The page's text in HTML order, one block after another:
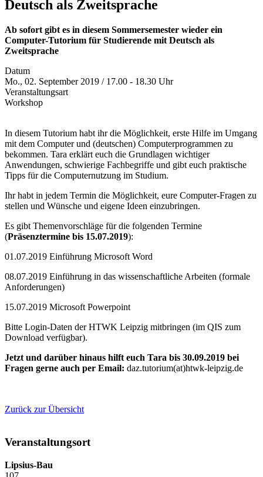
Deutsch als Zweitsprache
Ab sofort gibt es in diesem Sommersemester wieder ein
Computer-Tutorium für Studierende mit Deutsch als
Zweitsprache
Datum
Mo., 02. September 2019 / 17.00 - 18.30 Uhr
Veranstaltungsart
Workshop
In diesem Tutorium habt ihr die Möglichkeit, erste Hilfe im Umgang
mit dem Computer und (deutschen) Computerprogrammen zu
bekommen. Tara erklärt euch die Grundlagen wichtiger
Anwendungen, schwierige Fachbegriffe und gibt euch praktische
Tipps für die Computernutzung im Studium.
Ihr habt in jedem Termin die Möglichkeit, eure Computer-Fragen zu
stellen und Wünsche und eigene Ideen einzubringen.
Es gibt Themenvorschläge für die folgenden Termine
(Präsenztermine bis 15.07.2019):
01.07.2019 Einführung Microsoft Word
08.07.2019 Einführung in das wissenschaftliche Arbeiten (formale
Anforderungen)
15.07.2019 Microsoft Powerpoint
Bitte Login-Daten der HTWK Leipzig mitbringen (im QIS zum
Download verfügbar).
Jetzt und darüber hinaus hilft euch Tara bis 30.09.2019 bei
Fragen gerne auch per Email: daz.tutorium(at)htwk-leipzig.de
Zurück zur Übersicht
Veranstaltungsort
Lipsius-Bau